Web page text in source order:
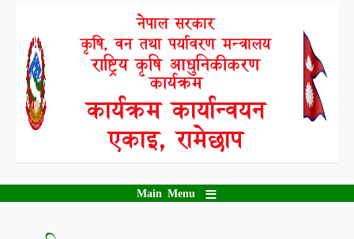
content
नेपाल सरकार
कृषि, वन तथा पर्यावरण मन्त्रालय
राष्ट्रिय कृषि आधुनिकीकरण
कार्यक्रम
कार्यक्रम कार्यान्वयन
एकाइ, रामेछाप
Main Menu